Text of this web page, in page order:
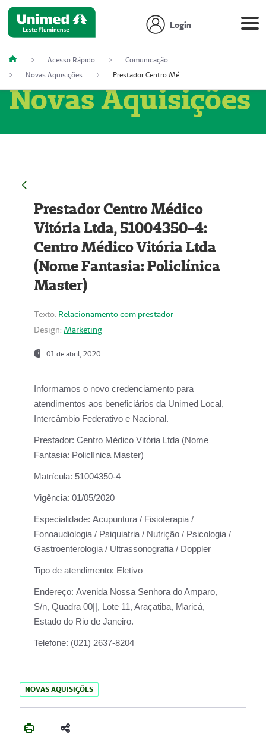
Login
Acesso Rápido
Comunicação
Novas Aquisições
Prestador Centro Médico Vitória Ltda, 51004350-4: Centro Médico Vitória Ltda (Nome Fantasia: Policlínica Master)
Novas Aquisições
Prestador Centro Médico
Vitória Ltda, 51004350-4:
Centro Médico Vitória Ltda
(Nome Fantasia: Policlínica
Master)
Texto: Relacionamento com prestador
Design: Marketing
01 de abril, 2020
Informamos o novo credenciamento para
atendimentos aos beneficiários da Unimed Local,
Intercâmbio Federativo e Nacional.
Prestador: Centro Médico Vitória Ltda (Nome
Fantasia: Policlínica Master)
Matrícula: 51004350-4
Vigência: 01/05/2020
Especialidade: Acupuntura / Fisioterapia /
Fonoaudiologia / Psiquiatria / Nutrição / Psicologia /
Gastroenterologia / Ultrassonografia / Doppler
Tipo de atendimento: Eletivo
Endereço: Avenida Nossa Senhora do Amparo,
S/n, Quadra 00||, Lote 11, Araçatiba, Maricá,
Estado do Rio de Janeiro.
Telefone: (021) 2637-8204
NOVAS AQUISIÇÕES